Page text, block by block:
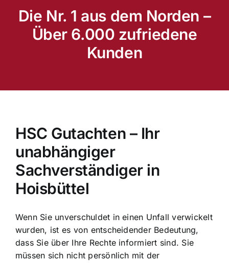
Die Nr. 1 aus dem Norden –
Über 6.000 zufriedene
Kunden
HSC Gutachten – Ihr
unabhängiger
Sachverständiger in
Hoisbüttel
Wenn Sie unverschuldet in einen Unfall verwickelt
wurden, ist es von entscheidender Bedeutung,
dass Sie über Ihre Rechte informiert sind. Sie
müssen sich nicht persönlich mit der